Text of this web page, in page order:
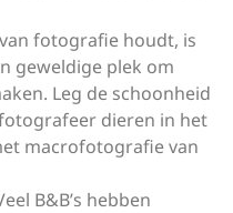
fotografie houdt, is
geweldige plek om
Leg de schoonheid
dieren in het
macrofotografie van
B&B’s hebben